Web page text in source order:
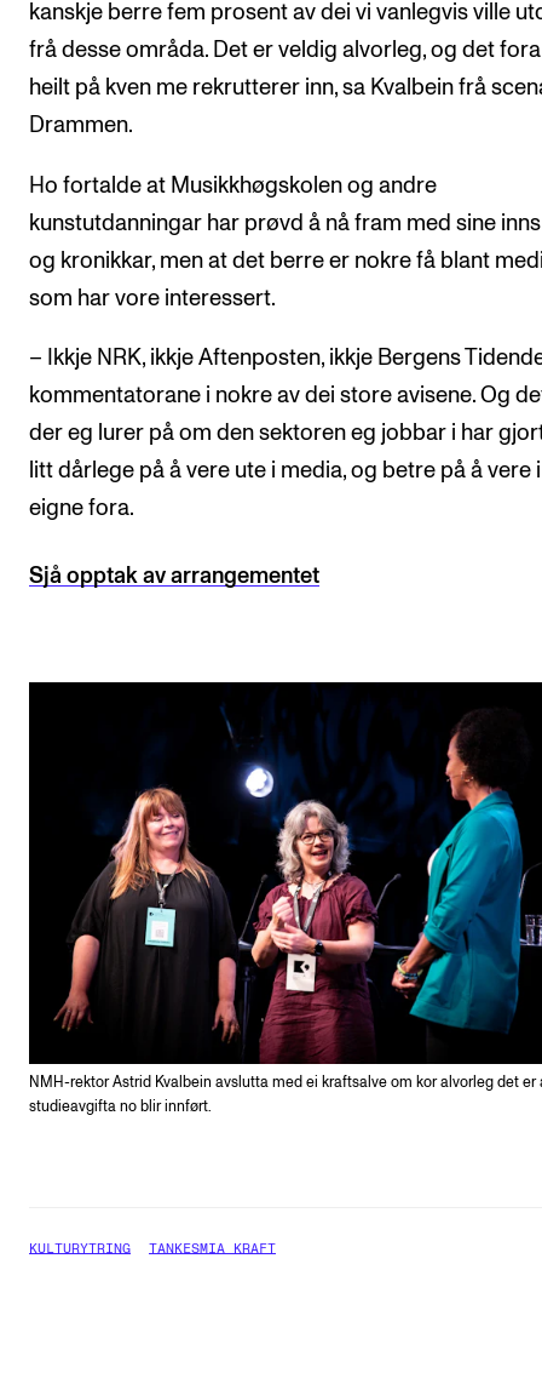
kanskje berre fem prosent av dei vi vanlegvis ville
frå desse områda. Det er veldig alvorleg, og det
heilt på kven me rekrutterer inn, sa Kvalbein frå
Drammen.
Ho fortalde at Musikkhøgskolen og andre
kunstutdanningar har prøvd å nå fram med sine
og kronikkar, men at det berre er nokre få blant
som har vore interessert.
– Ikkje NRK, ikkje Aftenposten, ikkje Bergens
kommentatorane i nokre av dei store avisene. Og
der eg lurer på om den sektoren eg jobbar i har
litt dårlege på å vere ute i media, og betre på å vere
eigne fora.
Sjå opptak av arrangementet
NMH-rektor Astrid Kvalbein avslutta med ei kraftsalve om kor alvorleg det er
studieavgifta no blir innført.
KULTURYTRING TANKESMIA KRAFT